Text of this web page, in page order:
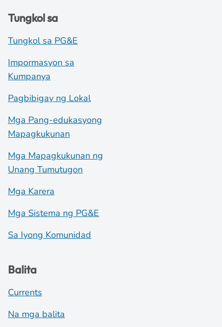
Tungkol sa
Tungkol sa PG&E
Impormasyon sa
Kumpanya
Pagbibigay ng Lokal
Mga Pang-edukasyong
Mapagkukunan
Mga Mapagkukunan ng
Unang Tumutugon
Mga Karera
Mga Sistema ng PG&E
Sa Iyong Komunidad
Balita
Currents
Na mga balita